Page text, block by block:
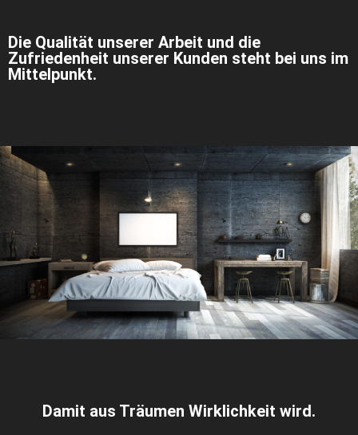
Die Qualität unserer Arbeit und die
Zufriedenheit unserer Kunden steht bei uns im
Mittelpunkt.
Damit aus Träumen Wirklichkeit wird.